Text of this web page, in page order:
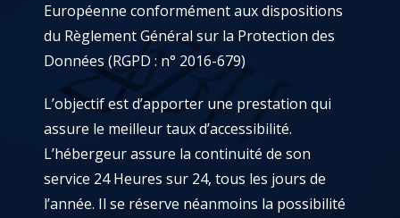
Européenne conformément aux dispositions
du Règlement Général sur la Protection des
Données (RGPD : n° 2016-679)
L’objectif est d’apporter une prestation qui
assure le meilleur taux d’accessibilité.
L’hébergeur assure la continuité de son
service 24 Heures sur 24, tous les jours de
l’année. Il se réserve néanmoins la possibilité